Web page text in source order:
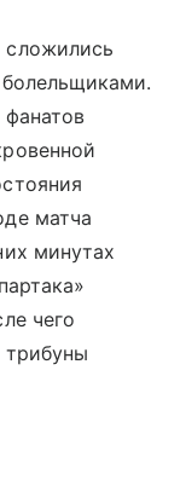
сложились
матча
минутах
чего
трибуны